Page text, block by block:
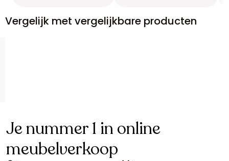
Vergelijk met vergelijkbare producten
Je nummer 1 in online
meubelverkoop